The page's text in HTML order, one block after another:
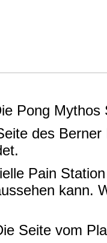
Pong Mythos
des
Pain
kann.
Seite vom